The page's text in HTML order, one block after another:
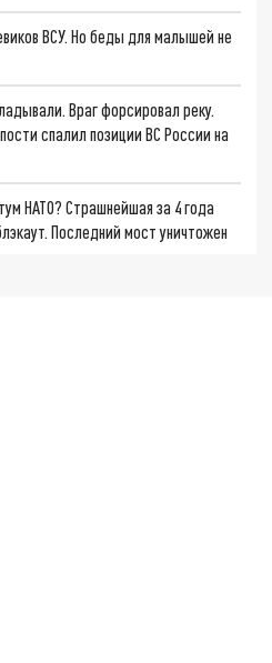
ВСУ. Но беды для малышей не
Враг форсировал реку.
спалил позиции ВС России на
НАТО? Страшнейшая за 4 года
Последний мост уничтожен